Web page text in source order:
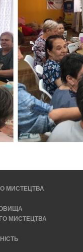
МИСТЕЦТВА
МИСТЕЦТВА